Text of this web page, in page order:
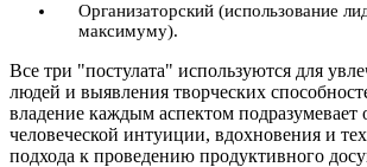
Организаторский (использование
максимуму).
Все три "постулата" используются для
людей и выявления творческих
владение каждым аспектом подразумевает
человеческой интуиции, вдохновения и
подхода к проведению продуктивного